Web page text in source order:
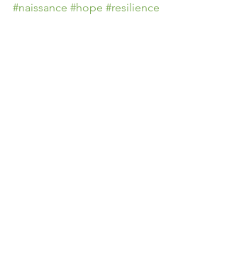
#naissance #hope #resilience